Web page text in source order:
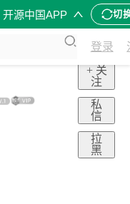
开源中国APP 切
登录
+ 关
注
私
信
拉
黑